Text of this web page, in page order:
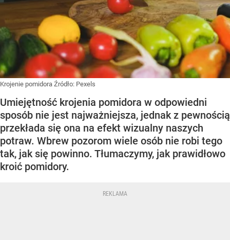
Krojenie pomidora Źródło: Pexels
Umiejętność krojenia pomidora w odpowiedni
sposób nie jest najważniejsza, jednak z pewnością
przekłada się ona na efekt wizualny naszych
potraw. Wbrew pozorom wiele osób nie robi tego
tak, jak się powinno. Tłumaczymy, jak prawidłowo
kroić pomidory.